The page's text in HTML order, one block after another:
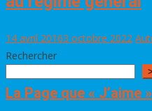
14 avril 20163 octobre 2022
Rechercher
>
La Page que « J’aime